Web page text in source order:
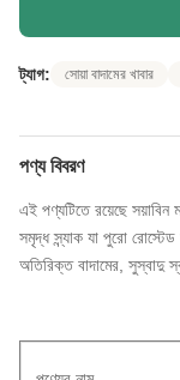
ট্যাগ: সোয়া বাদামের খাবার
পণ্য বিবরণ
এই পণ্যটিতে রয়েছে সয়াবিন
সমৃদ্ধ স্ন্যাক যা পুরো রোস্টেড
অতিরিক্ত বাদামের, সুস্বাদু